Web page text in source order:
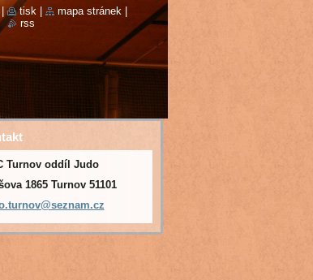
Turnov oddíl Judo
1865 Turnov 51101
nov@seznam.cz
| tisk mapa stránek
rss